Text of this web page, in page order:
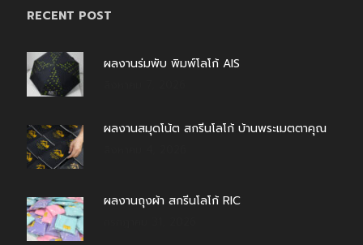
RECENT POST
ผลงานร่มพับ พิมพ์โลโก้ AIS
ผลงานสมุดโน้ต สกรีนโลโก้ บ้านพระเมตตาคุณ
ผลงานถุงผ้า สกรีนโลโก้ RIC